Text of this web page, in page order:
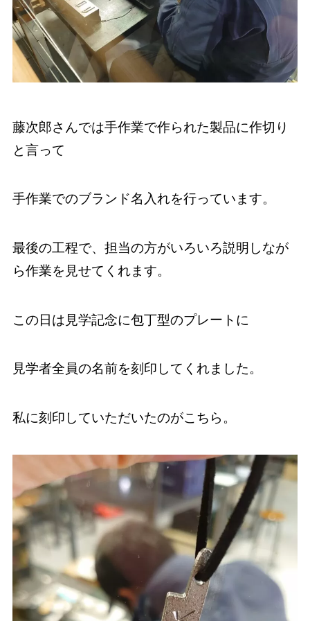
藤次郎さんでは手作業で作られた製品に作切り
と言って
手作業でのブランド名入れを行っています。
最後の工程で、担当の方がいろいろ説明しなが
ら作業を見せてくれます。
この日は見学記念に包丁型のプレートに
見学者全員の名前を刻印してくれました。
私に刻印していただいたのがこちら。